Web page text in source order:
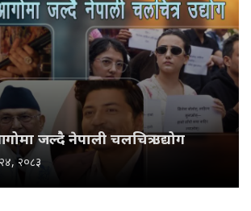
जल्दै नेपाली चलचित्र उद्योग
२०८३